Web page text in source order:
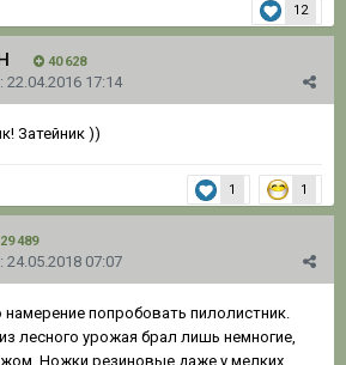
12
40 628
22.04.2016 17:14
Затейник ))
1 1
29 489
24.05.2018 07:07
попробовать пилолистник.
лесного урожая брал лишь немногие,
Ножки резиновые даже у мелких